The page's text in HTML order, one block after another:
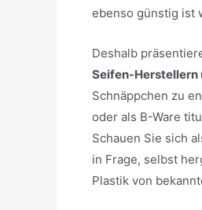
ebenso günstig ist
Deshalb
Seifen-Herstellern
Schnäppchen zu
oder als B-Ware
Schauen Sie sich
in Frage, selbst
Plastik von